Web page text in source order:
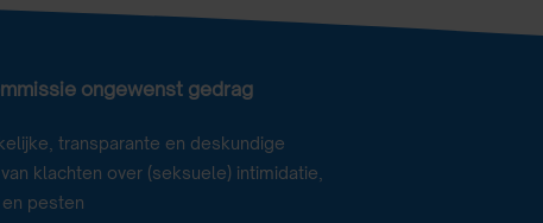
ongewenst gedrag
transparante en deskundige
klachten over (seksuele) intimidatie,
pesten